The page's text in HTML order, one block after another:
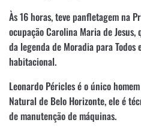
Às 16 horas, teve panfletagem na
ocupação Carolina Maria de
da legenda de Moradia para
habitacional.
Leonardo Péricles é o único
Natural de Belo Horizonte, ele é
de manutenção de máquinas.